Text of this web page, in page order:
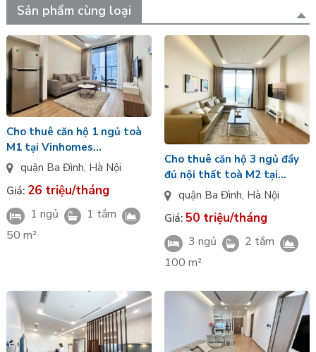
Sản phẩm cùng loại
Cho thuê căn hộ 1 ngủ toà
M1 tại Vinhomes
Metropolis
quận Ba Đình, Hà Nội
Giá: 26 triệu/tháng
1 ngủ
1 tắm
50 m²
Cho thuê căn hộ 3 ngủ đầy
đủ nội thất toà M2 tại
Vinhomes Metropolis
quận Ba Đình, Hà Nội
Giá: 50 triệu/tháng
3 ngủ
2 tắm
100 m²